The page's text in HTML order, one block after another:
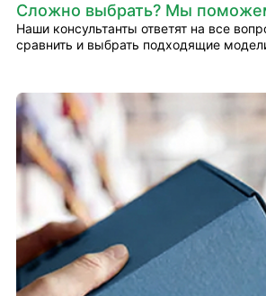
Сложно выбрать? Мы
Наши консультанты ответят на все
сравнить и выбрать подходящие